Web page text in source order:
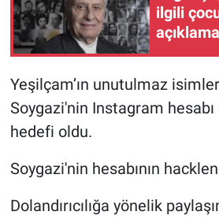
ilgili
açıklama
Yeşilçam’ın unutulmaz
Soygazi'nin Instagram hesabı
hedefi oldu.
Soygazi'nin hesabının
Dolandırıcılığa yönelik
Gündem Özel
Günün görüntüsü
Haber
Kimdir